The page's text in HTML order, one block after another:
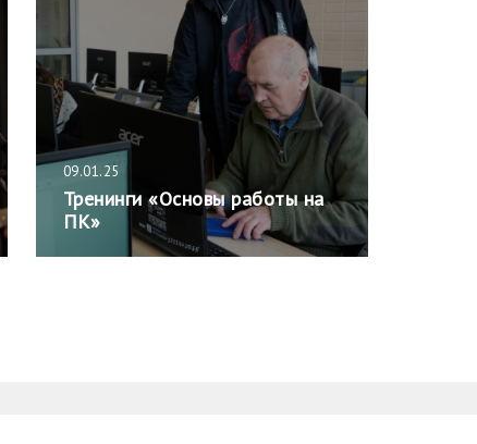
09.01.25
Тренинги «Основы работы на
ПК»